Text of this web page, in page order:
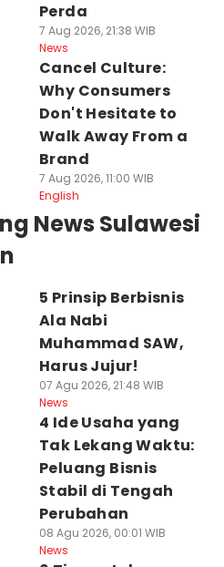
Perda
7 Aug 2026, 21:38 WIB
News
Cancel Culture:
Why Consumers
Don't Hesitate to
Walk Away From a
Brand
7 Aug 2026, 11:00 WIB
English
News Sulawesi
5 Prinsip Berbisnis
Ala Nabi
Muhammad SAW,
Harus Jujur!
07 Agu 2026, 21:48 WIB
News
4 Ide Usaha yang
Tak Lekang Waktu:
Peluang Bisnis
Stabil di Tengah
Perubahan
08 Agu 2026, 00:01 WIB
News